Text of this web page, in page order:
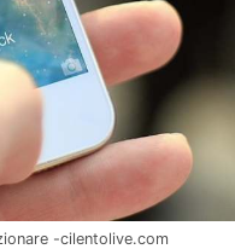
-cilentolive.com